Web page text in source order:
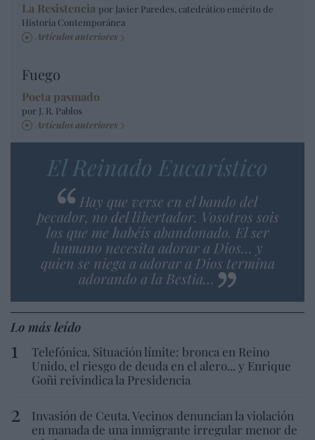
La Resistencia por Javier Paredes, catedrático emérito de
Historia Contemporánea
Artículos anteriores
Fuego
Poeta pasmado
por J. R. Pablos
Artículos anteriores
El Reinado Eucarístico
Hay que verse en el bando del
pecador, no del libertador. Vosotros sois
los que me habéis abandonado. El ser
humano necesita adorar a Dios… y
quien se niega a adorar a Dios termina
adorando a la Bestia…
Lo más leído
Telefónica. Situación límite: bronca en Reino
Unido, el riesgo de deuda en el alero... y Enrique
Goñi reivindica la Presidencia
Invasión de Ceuta. Vecinos denuncian la violación
en manada de una inmigrante irregular menor de